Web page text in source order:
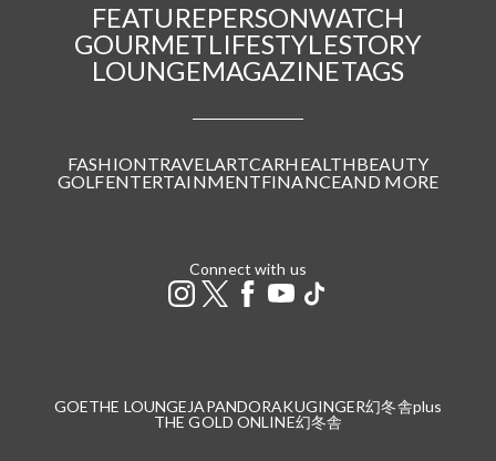
FEATUREPERSONWATCH
GOURMETLIFESTYLESTORY
LOUNGEMAGAZINETAGS
FASHIONTRAVELARTCARHEALTHBEAUTY
GOLFENTERTAINMENTFINANCEAND MORE
Connect with us
GOETHE LOUNGE JAPANDORAKUGINGER幻冬舎plus
THE GOLD ONLINE幻冬舎